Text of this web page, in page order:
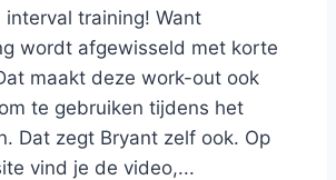
interval training! Want
wordt afgewisseld met korte
maakt deze work-out ook
te gebruiken tijdens het
Dat zegt Bryant zelf ook. Op
vind je de video,...